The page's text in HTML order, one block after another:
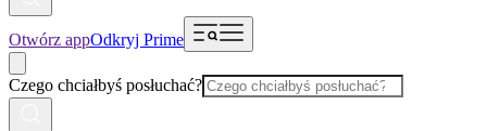
Otwórz appOdkryj Prime
Czego chciałbyś posłuchać?